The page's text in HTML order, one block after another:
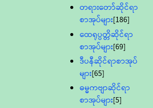
တရားတော်ဆိုင်ရာ
စာအုပ်များ[186]
ထေရုပ္ပတ္တိဆိုင်ရာ
စာအုပ်များ[69]
ဒီပနီဆိုင်ရာစာအုပ်
များ[65]
ဓမ္မကဗျာဆိုင်ရာ
စာအုပ်များ[5]